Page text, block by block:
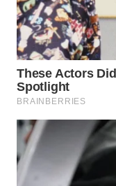
DAIRI
WN
DANAU
TOBA
NIAS
LANGKAT